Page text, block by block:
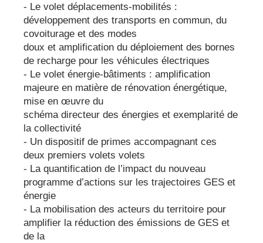
- Le volet déplacements-mobilités :
développement des transports en commun, du
covoiturage et des modes
doux et amplification du déploiement des bornes
de recharge pour les véhicules électriques
- Le volet énergie-bâtiments : amplification
majeure en matière de rénovation énergétique,
mise en œuvre du
schéma directeur des énergies et exemplarité de
la collectivité
- Un dispositif de primes accompagnant ces
deux premiers volets volets
- La quantification de l’impact du nouveau
programme d’actions sur les trajectoires GES et
énergie
- La mobilisation des acteurs du territoire pour
amplifier la réduction des émissions de GES et
de la